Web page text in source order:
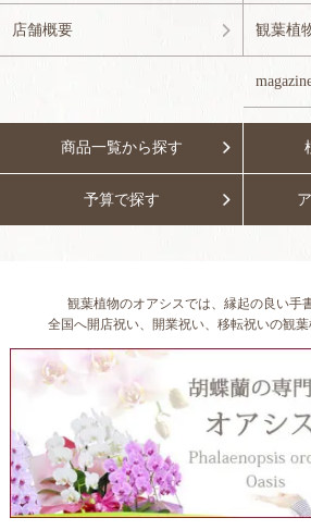
店舗概要 観葉植
商品一覧から探す
予算で探す
観葉植物のオアシスでは、縁起の良い手
全国へ開店祝い、開業祝い、移転祝いの観葉